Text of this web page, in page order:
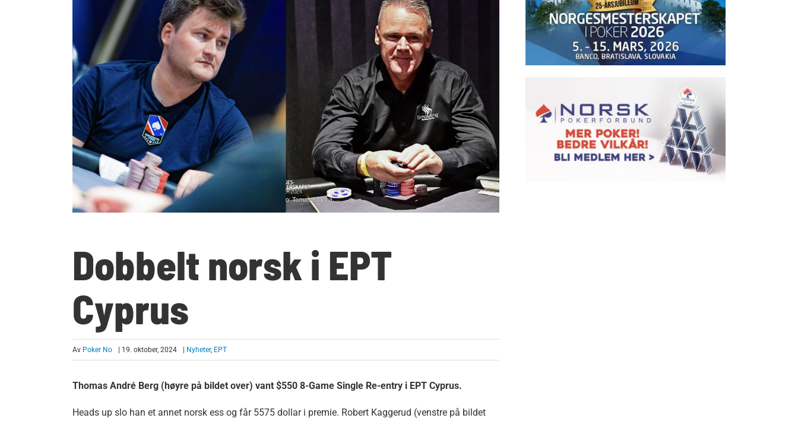
Dobbelt norsk i EPT
Cyprus
Av Poker No | 19. oktober, 2024 Nyheter, EPT
Thomas André Berg (høyre på bildet over) vant $550 8-Game Single Re-entry i EPT Cyprus.
Heads up slo han et annet norsk ess og får 5575 dollar i premie. Robert Kaggerud (venstre på bildet